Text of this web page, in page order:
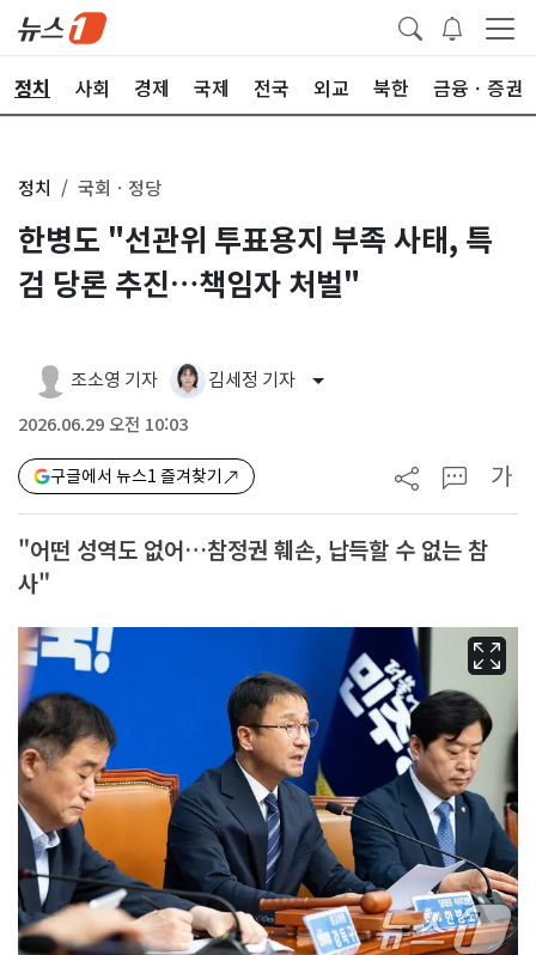
정치 사회 경제 국제 전국 외교 북한 금융ㆍ증권
정치 국회ㆍ정당
한병도 "선관위 투표용지 부족 사태, 특
검 당론 추진…책임자 처벌"
조소영 기자 김세정 기자
2026.06.29 오전 10:03
구글에서 뉴스1 즐겨찾기 가
"어떤 성역도 없어…참정권 훼손, 납득할 수 없는 참
사"